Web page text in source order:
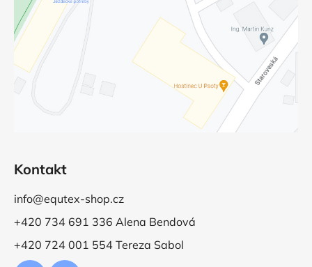
Kontakt
info@equtex-shop.cz
+420 734 691 336 Alena Bendová
+420 724 001 554 Tereza Sabol